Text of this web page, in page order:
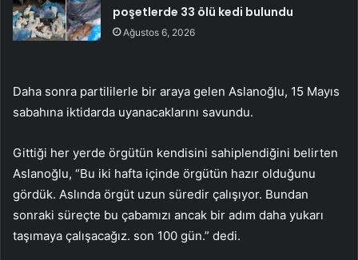
poşetlerde 33 ölü kedi bulundu
Ağustos 6, 2026
Daha sonra partililerle bir araya gelen Aslanoğlu, 15 Mayıs
sabahına iktidarda uyanacaklarını savundu.
Gittiği her yerde örgütün kendisini sahiplendiğini belirten
Aslanoğlu, “Bu iki hafta içinde örgütün hazır olduğunu
gördük. Aslında örgüt uzun süredir çalışıyor. Bundan
sonraki süreçte bu çabamızı ancak bir adım daha yukarı
taşımaya çalışacağız. son 100 gün.” dedi.